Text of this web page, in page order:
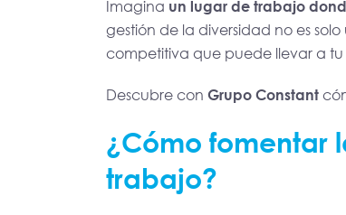
Imagina un lugar de trabajo
gestión de la diversidad no es
competitiva que puede llevar a tu
Descubre con Grupo Constant
¿Cómo fomentar
trabajo?